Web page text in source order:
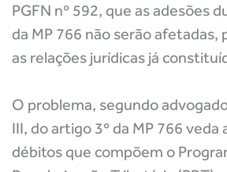
PGFN nº 592, que as adesões
da MP 766 não serão afetadas,
as relações jurídicas já
O problema, segundo
III, do artigo 3º da MP 766 veda
débitos que compõem o